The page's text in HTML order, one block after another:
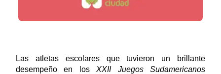
Las atletas escolares que tuvieron un brillante
desempeño en losXXII Juegos Sudamericanos